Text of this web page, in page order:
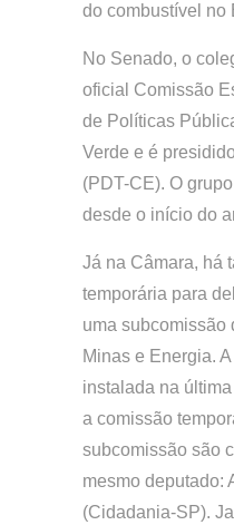
do combustível no
No Senado, o
oficial Comissão
de Políticas
Verde e é
(PDT-CE). O
desde o início do
Já na Câmara, há
temporária para
uma subcomissão
Minas e Energia.
instalada na
a comissão
subcomissão são
mesmo deputado:
(Cidadania-SP).